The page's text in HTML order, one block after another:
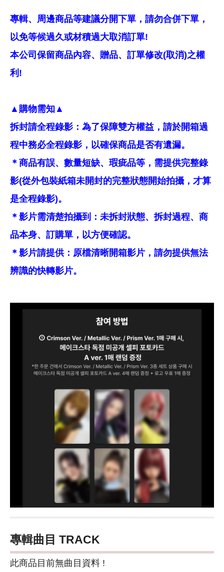
專輯、周邊商品等建議分開下單，請勿合併下單，
以免等候過久或材積過大取消訂單!
本公司保留商品內容、贈品、訂單修改(取消)之權
利!
▲購物需知▲
拆封請全程錄影：為了保障雙方權益，請於開箱過
程中務必全程錄影，以確保商品是否有遺漏。
＊商品有誤、數量短缺、瑕疵品等，需提供完整錄
影(從外包裝紙箱未開封的完整狀態開始拍攝，才算
是全程錄影)。
＊影片需清楚拍攝到：未拆封狀態、拆封過程、商
品本身、訂購單，以方便確認。
＊影片請提供：原檔清晰開箱影片，請勿提供無法
辨識的快轉影片。
專輯曲目 TRACK
此商品目前無曲目資料 !